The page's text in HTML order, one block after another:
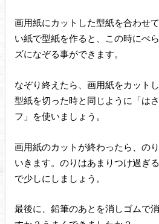
画用紙にカットした型紙を合わせ
い紙で型紙を作ると、この時にぺ
ズになぞる事ができます。
なぞり終えたら、画用紙をカット
型紙を切った時と同じように「は
フ」を使いましょう。
画用紙のカットが終わったら、の
いきます。のりはあまりつけ過ぎ
で少しにしましょう。
最後に、鉛筆のあとを消しゴムで